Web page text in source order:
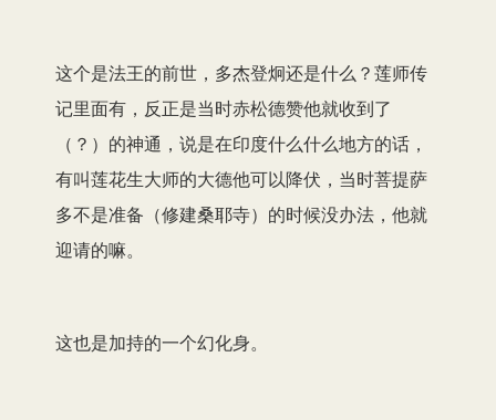
这个是法王的前世，多杰登炯还是什么？莲师传
记里面有，反正是当时赤松德赞他就收到了
（？）的神通，说是在印度什么什么地方的话，
有叫莲花生大师的大德他可以降伏，当时菩提萨
多不是准备（修建桑耶寺）的时候没办法，他就
迎请的嘛。
这也是加持的一个幻化身。